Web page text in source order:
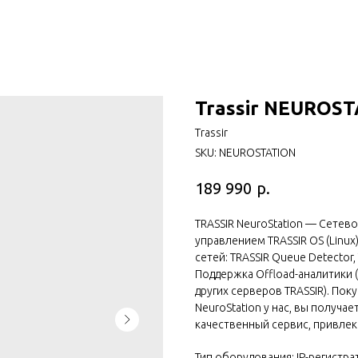
Trassir
Trassir
SKU: NEUROSTATION
189 990 р.
TRASSIR NeuroStation —
управлением TRASSIR OS
сетей: TRASSIR Queue
Поддержка Offload-
других серверов TRASSIR).
NeuroStation у нас, вы
качественный сервис,